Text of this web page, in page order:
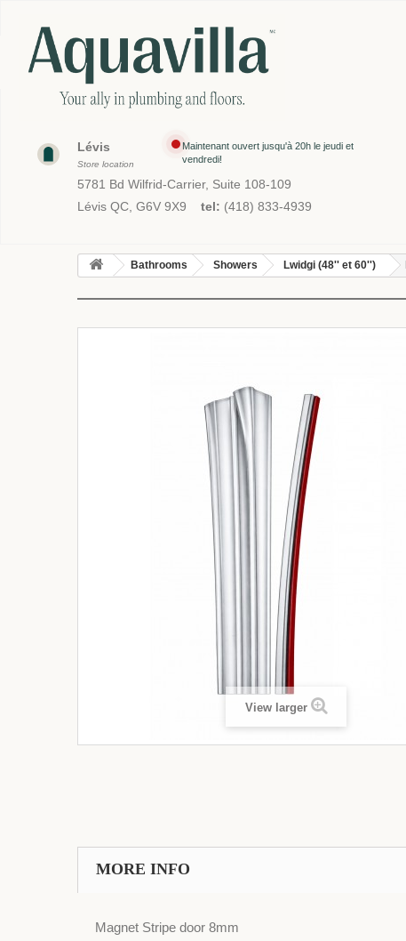
Maintenant ouvert jusqu'à 20h le jeudi et
vendredi!
Lévis
Store location
5781 Bd Wilfrid-Carrier, Suite 108-109
Lévis QC, G6V 9X9 tel: (418) 833-4939
Bathrooms Showers Lwidgi (48'' et 60'')
View larger
MORE INFO
Magnet Stripe door 8mm